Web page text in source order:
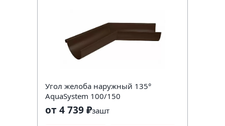
Угол желоба наружный 135°
AquaSystem 100/150
от 4 739 ₽зашт